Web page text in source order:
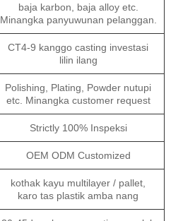
baja karbon, baja alloy etc.
Minangka panyuwunan pelanggan.
CT4-9 kanggo casting investasi
lilin ilang
Polishing, Plating, Powder nutupi
etc. Minangka customer request
Strictly 100% Inspeksi
OEM ODM Customized
kothak kayu multilayer / pallet,
karo tas plastik amba nang